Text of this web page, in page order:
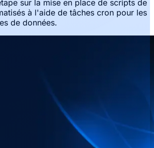
sur la mise en place de scripts de
à l'aide de tâches cron pour les
de données.